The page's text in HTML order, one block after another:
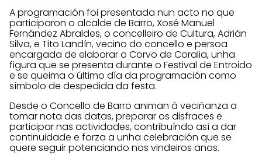
A programación foi presentada nun acto no que
participaron o alcalde de Barro, Xosé Manuel
Fernández Abraldes, o concelleiro de Cultura, Adrián
Silva, e Tito Landín, veciño do concello e persoa
encargada de elaborar o Corvo de Coralia, unha
figura que se presenta durante o Festival de Entroido
e se queima o último día da programación como
símbolo de despedida da festa.
Desde o Concello de Barro animan á veciñanza a
tomar nota das datas, preparar os disfraces e
participar nas actividades, contribuíndo así a dar
continuidade e forza a unha celebración que se
quere seguir potenciando nos vindeiros anos.